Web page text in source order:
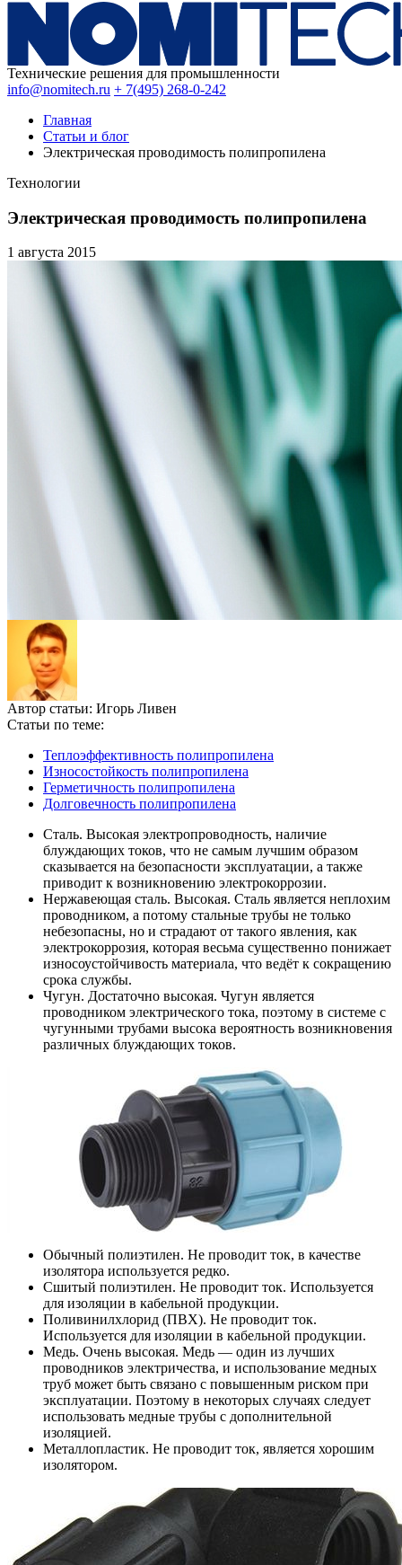
Технические решения для промышленности
info@nomitech.ru + 7(495) 268-0-242
Главная
Статьи и блог
Электрическая проводимость полипропилена
Технологии
Электрическая проводимость полипропилена
1 августа 2015
Автор статьи: Игорь Ливен
Статьи по теме:
Теплоэффективность полипропилена
Износостойкость полипропилена
Герметичность полипропилена
Долговечность полипропилена
Сталь. Высокая электропроводность, наличие
блуждающих токов, что не самым лучшим образом
сказывается на безопасности эксплуатации, а также
приводит к возникновению электрокоррозии.
Нержавеющая сталь. Высокая. Сталь является неплохим
проводником, а потому стальные трубы не только
небезопасны, но и страдают от такого явления, как
электрокоррозия, которая весьма существенно понижает
износоустойчивость материала, что ведёт к сокращению
срока службы.
Чугун. Достаточно высокая. Чугун является
проводником электрического тока, поэтому в системе с
чугунными трубами высока вероятность возникновения
различных блуждающих токов.
Обычный полиэтилен. Не проводит ток, в качестве
изолятора используется редко.
Сшитый полиэтилен. Не проводит ток. Используется
для изоляции в кабельной продукции.
Поливинилхлорид (ПВХ). Не проводит ток.
Используется для изоляции в кабельной продукции.
Медь. Очень высокая. Медь — один из лучших
проводников электричества, и использование медных
труб может быть связано с повышенным риском при
эксплуатации. Поэтому в некоторых случаях следует
использовать медные трубы с дополнительной
изоляцией.
Металлопластик. Не проводит ток, является хорошим
изолятором.